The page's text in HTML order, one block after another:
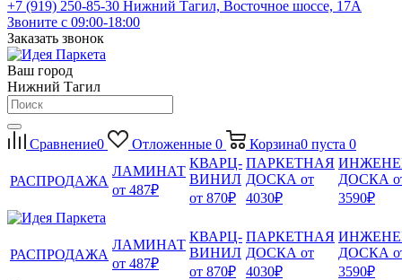
+7 (919) 250-85-30 Нижний Тагил, Восточное шоссе, 17А
Звоните с 09:00-18:00
Заказать звонок
Ваш город
Нижний Тагил
Сравнение0 Отложенные 0 Корзина0 пуста 0
РАСПРОДАЖА
ЛАМИНАТ
от 487₽
КВАРЦ-
ВИНИЛ
от 870₽
ПАРКЕТНАЯ
ДОСКА от
4030₽
ДОСКА
3590₽
РАСПРОДАЖА
ЛАМИНАТ
от 487₽
КВАРЦ-
ВИНИЛ
от 870₽
ПАРКЕТНАЯ
ДОСКА от
4030₽
ДОСКА
3590₽